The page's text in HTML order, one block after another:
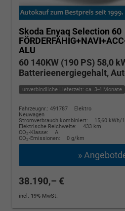
Skoda Enyaq Selection 60
ALU
60 140KW (190 PS) 58,0
Batterieenergiegehalt,
unverbindliche Lieferzeit: ca. 3-4 Monate
Fahrzeugnr.: 491787
Elektro
Neuwagen
Stromverbrauch kombiniert:
15,60 kWh/
Elektrische Reichweite:
433 km
CO2-Klasse:
A
CO2-Emissionen: 0 g/km
»
38.190,– €
incl. 19% MwSt.